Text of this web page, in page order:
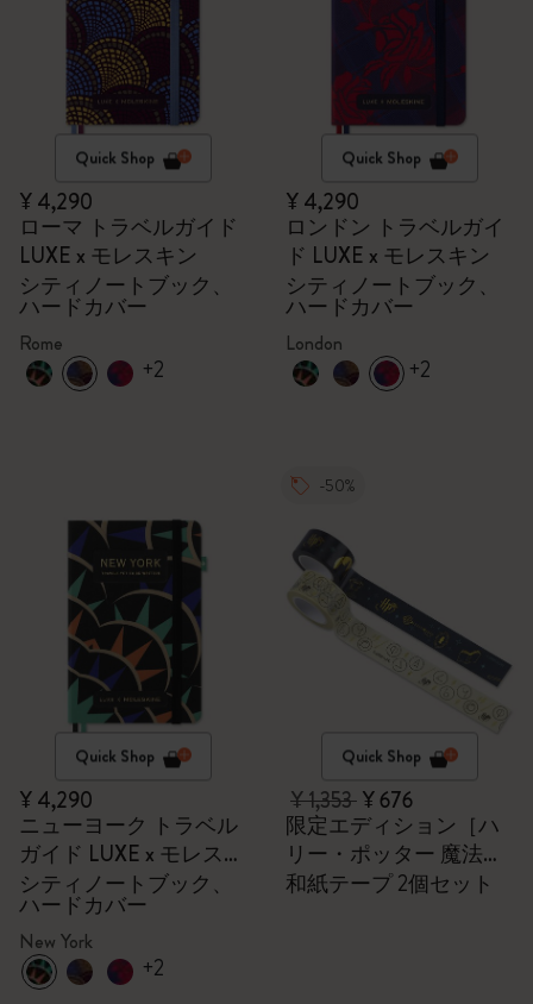
Quick Shop
¥ 4,290
ローマ トラベルガイド
LUXE x モレスキン
シティノートブック、
ハードカバー
Rome
+2
Quick Shop
¥ 4,290
ロンドン トラベルガイ
ド LUXE x モレスキン
シティノートブック、
ハードカバー
London
+2
Quick Shop
¥ 4,290
ニューヨーク トラベル
ガイド LUXE x モレスキ
ン
シティノートブック、
ハードカバー
New York
+2
-50%
Quick Shop
¥ 1,353¥ 676
限定エディション［ハ
リー・ポッター 魔法ワ
ールド］
和紙テープ 2個セット